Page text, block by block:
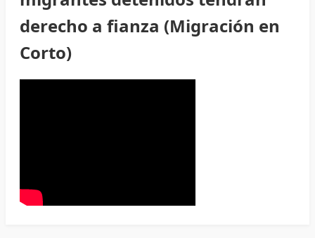
derecho a fianza (Migración en
Corto)